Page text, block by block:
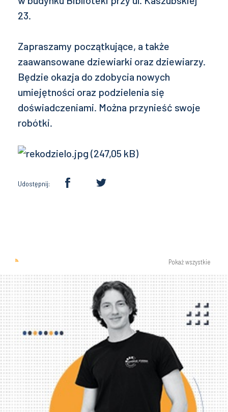
23.
Zapraszamy początkujące, a także
zaawansowane dziewiarki oraz dziewiarzy.
Będzie okazja do zdobycia nowych
umiejętności oraz podzielenia się
doświadczeniami. Można przynieść swoje
robótki.
Udostępnij:
Pokaż wszystkie